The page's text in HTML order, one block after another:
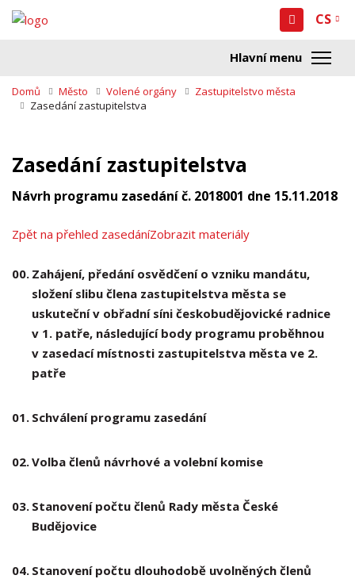
CS
Domů Město Volené orgány
Zastupitelstvo města
Zasedání zastupitelstva
Zasedání zastupitelstva
Návrh programu zasedání č. 2018001 dne 15.11.2018
Zpět na přehled zasedáníZobrazit materiály
00. Zahájení, předání osvědčení o vzniku mandátu,
složení slibu člena zastupitelstva města se
uskuteční v obřadní síni českobudějovické radnice
v 1. patře, následující body programu proběhnou
v zasedací místnosti zastupitelstva města ve 2.
patře
01. Schválení programu zasedání
02.Volba členů návrhové a volební komise
03. Stanovení počtu členů Rady města České
Budějovice
04. Stanovení počtu dlouhodobě uvolněných členů